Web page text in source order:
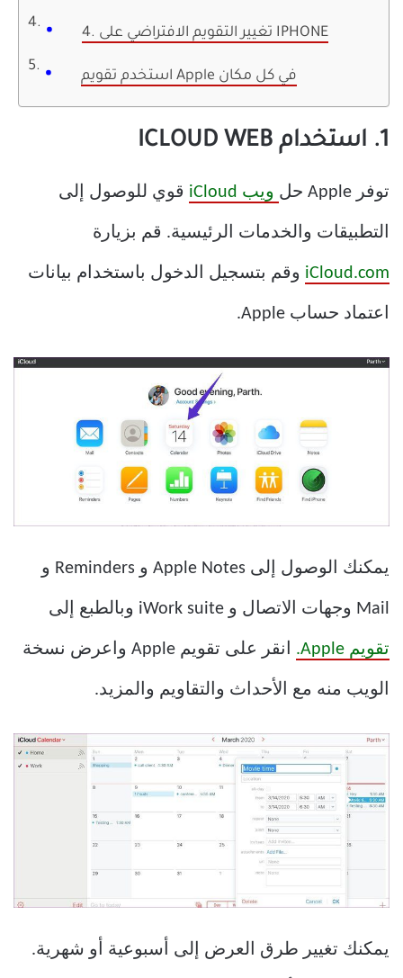
4. تغيير التقويم الافتراضي على IPHONE
استخدم تقويم Apple في كل مكان
1. استخدام ICLOUD WEB
توفر Apple حل ويب iCloud قوي للوصول إلى
التطبيقات والخدمات الرئيسية. قم بزيارة
iCloud.com وقم بتسجيل الدخول باستخدام بيانات
اعتماد حساب Apple.
يمكنك الوصول إلى Apple Notes و Reminders و
Mail وجهات الاتصال و iWork suite وبالطبع إلى
تقويم Apple. انقر على تقويم Apple واعرض نسخة
الويب منه مع الأحداث والتقاويم والمزيد.
يمكنك تغيير طرق العرض إلى أسبوعية أو شهرية.